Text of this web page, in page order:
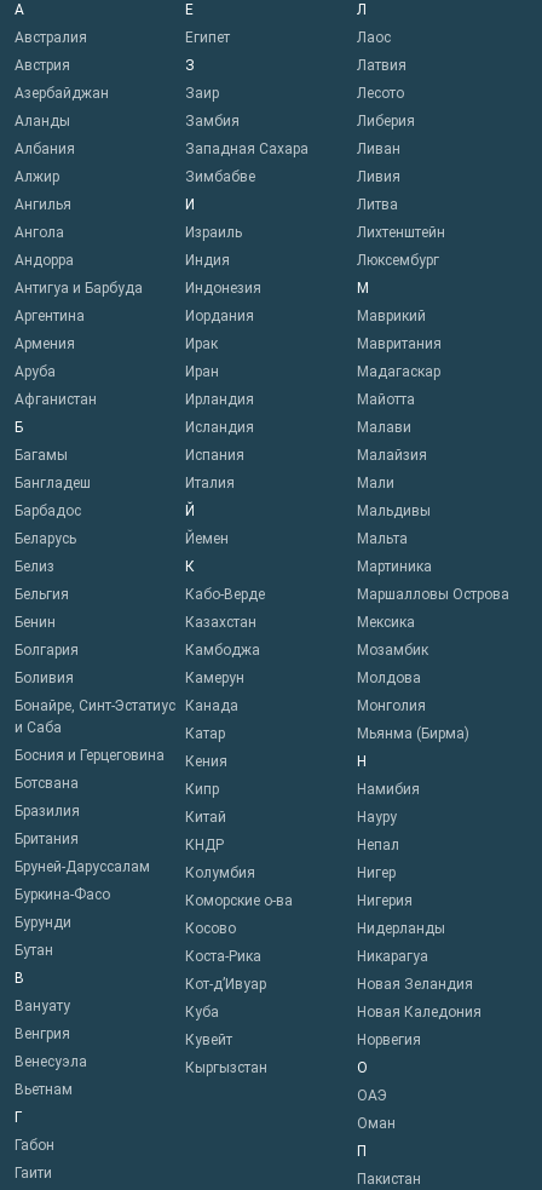
А
Австралия
Австрия
Азербайджан
Аланды
Албания
Алжир
Ангилья
Ангола
Андорра
Антигуа и Барбуда
Аргентина
Армения
Аруба
Афганистан
Б
Багамы
Бангладеш
Барбадос
Беларусь
Белиз
Бельгия
Бенин
Болгария
Боливия
Бонайре, Синт-Эстатиус
и Саба
Босния и Герцеговина
Ботсвана
Бразилия
Британия
Бруней-Даруссалам
Буркина-Фасо
Бурунди
Бутан
В
Вануату
Венгрия
Венесуэла
Вьетнам
Г
Габон
Гаити
Е
Египет
З
Заир
Замбия
Западная Сахара
Зимбабве
И
Израиль
Индия
Индонезия
Иордания
Ирак
Иран
Ирландия
Исландия
Испания
Италия
Й
Йемен
К
Кабо-Верде
Казахстан
Камбоджа
Камерун
Канада
Катар
Кения
Кипр
Китай
КНДР
Колумбия
Коморские о-ва
Косово
Коста-Рика
Кот-д’Ивуар
Куба
Кувейт
Кыргызстан
Л
Лаос
Латвия
Лесото
Либерия
Ливан
Ливия
Литва
Лихтенштейн
Люксембург
М
Маврикий
Мавритания
Мадагаскар
Майотта
Малави
Малайзия
Мали
Мальдивы
Мальта
Мартиника
Маршалловы Острова
Мексика
Мозамбик
Молдова
Монголия
Мьянма (Бирма)
Н
Намибия
Науру
Непал
Нигер
Нигерия
Нидерланды
Никарагуа
Новая Зеландия
Новая Каледония
Норвегия
О
ОАЭ
Оман
П
Пакистан